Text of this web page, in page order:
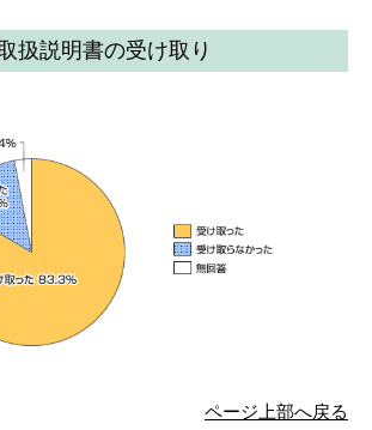
扱説明書の受け取り
ページ上部へ戻る